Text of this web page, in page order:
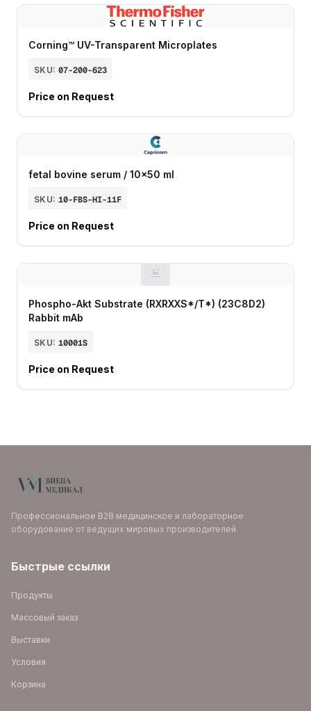
Corning™ UV-Transparent Microplates
SKU: 07-200-623
Price on Request
fetal bovine serum / 10x50 ml
SKU: 10-FBS-HI-11F
Price on Request
Phospho-Akt Substrate (RXRXXS*/T*) (23C8D2)
Rabbit mAb
SKU: 10001S
Price on Request
Профессиональное B2B медицинское и лабораторное
оборудование от ведущих мировых производителей.
Быстрые ссылки
Продукты
Массовый заказ
Выставки
Условия
Корзина